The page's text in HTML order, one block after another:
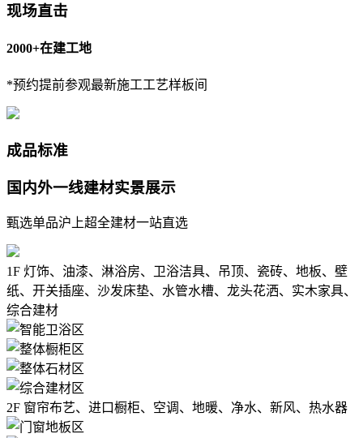
现场直击
2000+在建工地
*预约提前参观最新施工工艺样板间
成品标准
国内外一线建材实景展示
甄选单品沪上超全建材一站直选
1F 灯饰、油漆、淋浴房、卫浴洁具、吊顶、瓷砖、地板、壁
纸、开关插座、沙发床垫、水管水槽、龙头花洒、实木家具、
综合建材
2F 窗帘布艺、进口橱柜、空调、地暖、净水、新风、热水器